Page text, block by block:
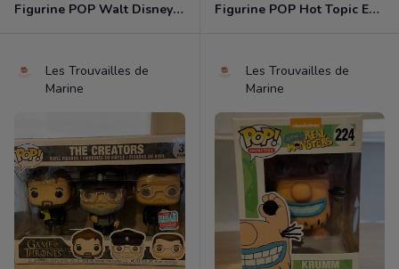
Figurine POP Walt Disney World 1163 Mickey Mouse on the people mover neuve non deboxee Figurine POP Hot Topic Exclusive SE Ht Nerdette neuve non deboxee
Les Trouvailles de
Marine
Les Trouvailles de
Marine